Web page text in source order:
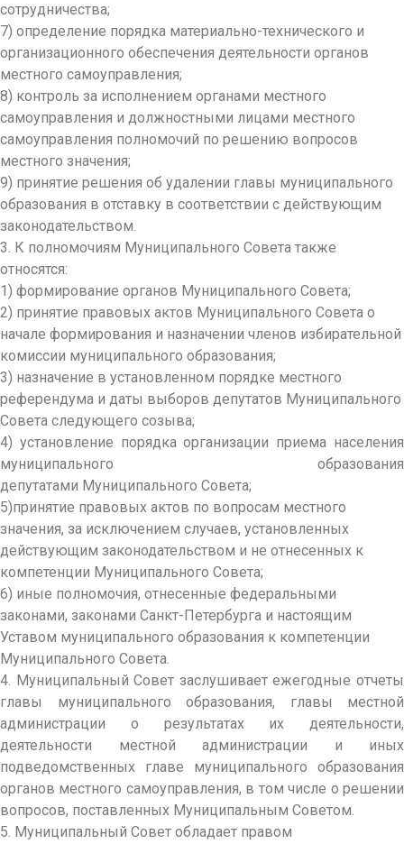
сотрудничества;
7) определение порядка материально-технического и
организационного обеспечения деятельности органов
местного самоуправления;
8) контроль за исполнением органами местного
самоуправления и должностными лицами местного
самоуправления полномочий по решению вопросов
местного значения;
9) принятие решения об удалении главы муниципального
образования в отставку в соответствии с действующим
законодательством.
3. К полномочиям Муниципального Совета также
относятся:
1) формирование органов Муниципального Совета;
2) принятие правовых актов Муниципального Совета о
начале формирования и назначении членов избирательной
комиссии муниципального образования;
3) назначение в установленном порядке местного
референдума и даты выборов депутатов Муниципального
Совета следующего созыва;
4) установление порядка организации приема населения
муниципального образования
депутатами Муниципального Совета;
5)принятие правовых актов по вопросам местного
значения, за исключением случаев, установленных
действующим законодательством и не отнесенных к
компетенции Муниципального Совета;
6) иные полномочия, отнесенные федеральными
законами, законами Санкт-Петербурга и настоящим
Уставом муниципального образования к компетенции
Муниципального Совета.
4. Муниципальный Совет заслушивает ежегодные отчеты
главы муниципального образования, главы местной
администрации о результатах их деятельности,
деятельности местной администрации и иных
подведомственных главе муниципального образования
органов местного самоуправления, в том числе о решении
вопросов, поставленных Муниципальным Советом.
5. Муниципальный Совет обладает правом